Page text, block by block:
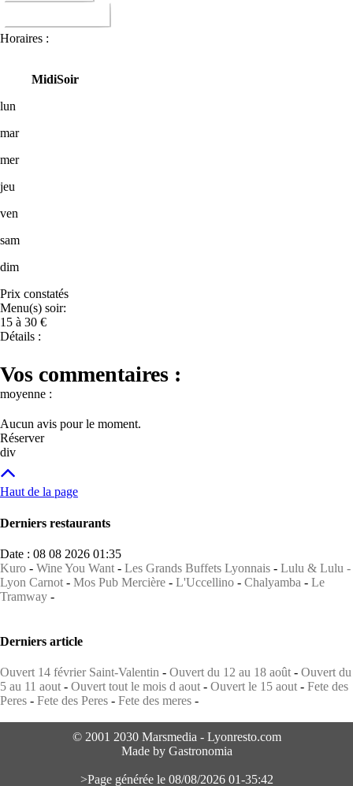
Horaires :
MidiSoir
lun
mar
mer
jeu
ven
sam
dim
Prix constatés
Menu(s) soir:
15 à 30 €
Détails :
Vos commentaires :
moyenne :
Aucun avis pour le moment.
Réserver
div
Haut de la page
Derniers restaurants
Date : 08 08 2026 01:35
Kuro - Wine You Want - Les Grands Buffets Lyonnais - Lulu & Lulu -
Lyon Carnot - Mos Pub Mercière - L'Uccellino - Chalyamba - Le
Tramway -
Derniers article
Ouvert 14 février Saint-Valentin - Ouvert du 12 au 18 août - Ouvert du
5 au 11 aout - Ouvert tout le mois d aout - Ouvert le 15 aout - Fete des
Peres - Fete des Peres - Fete des meres -
© 2001 2030 Marsmedia - Lyonresto.com
Made by Gastronomia
>Page générée le 08/08/2026 01-35:42